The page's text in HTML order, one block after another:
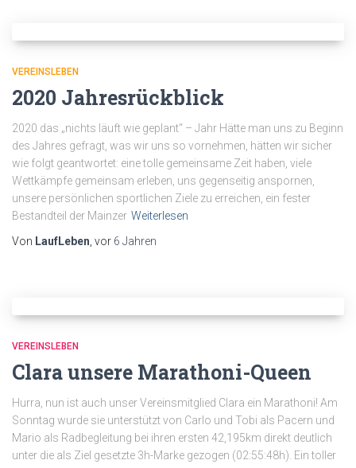
VEREINSLEBEN
2020 Jahresrückblick
2020 das „nichts läuft wie geplant“ – Jahr Hätte man uns zu Beginn
des Jahres gefragt, was wir uns so vornehmen, hätten wir sicher
wie folgt geantwortet: eine tolle gemeinsame Zeit haben, viele
Wettkämpfe gemeinsam erleben, uns gegenseitig anspornen,
unsere persönlichen sportlichen Ziele zu erreichen, ein fester
Bestandteil der Mainzer Weiterlesen
Von LaufLeben, vor 6 Jahren
VEREINSLEBEN
Clara unsere Marathoni-Queen
Hurra, nun ist auch unser Vereinsmitglied Clara ein Marathoni! Am
Sonntag wurde sie unterstützt von Carlo und Tobi als Pacern und
Mario als Radbegleitung bei ihren ersten 42,195km direkt deutlich
unter die als Ziel gesetzte 3h-Marke gezogen (02:55:48h). Ein toller